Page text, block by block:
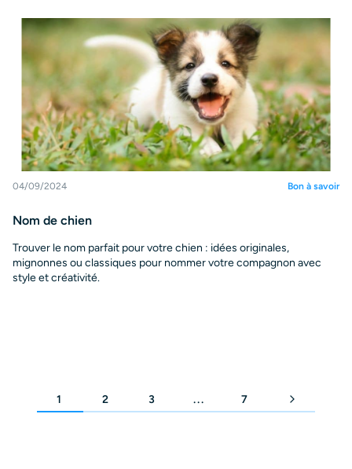
04/09/2024 Bon à savoir
Nom de chien
Trouver le nom parfait pour votre chien : idées originales,
mignonnes ou classiques pour nommer votre compagnon avec
style et créativité.
1 2 3 ... 7